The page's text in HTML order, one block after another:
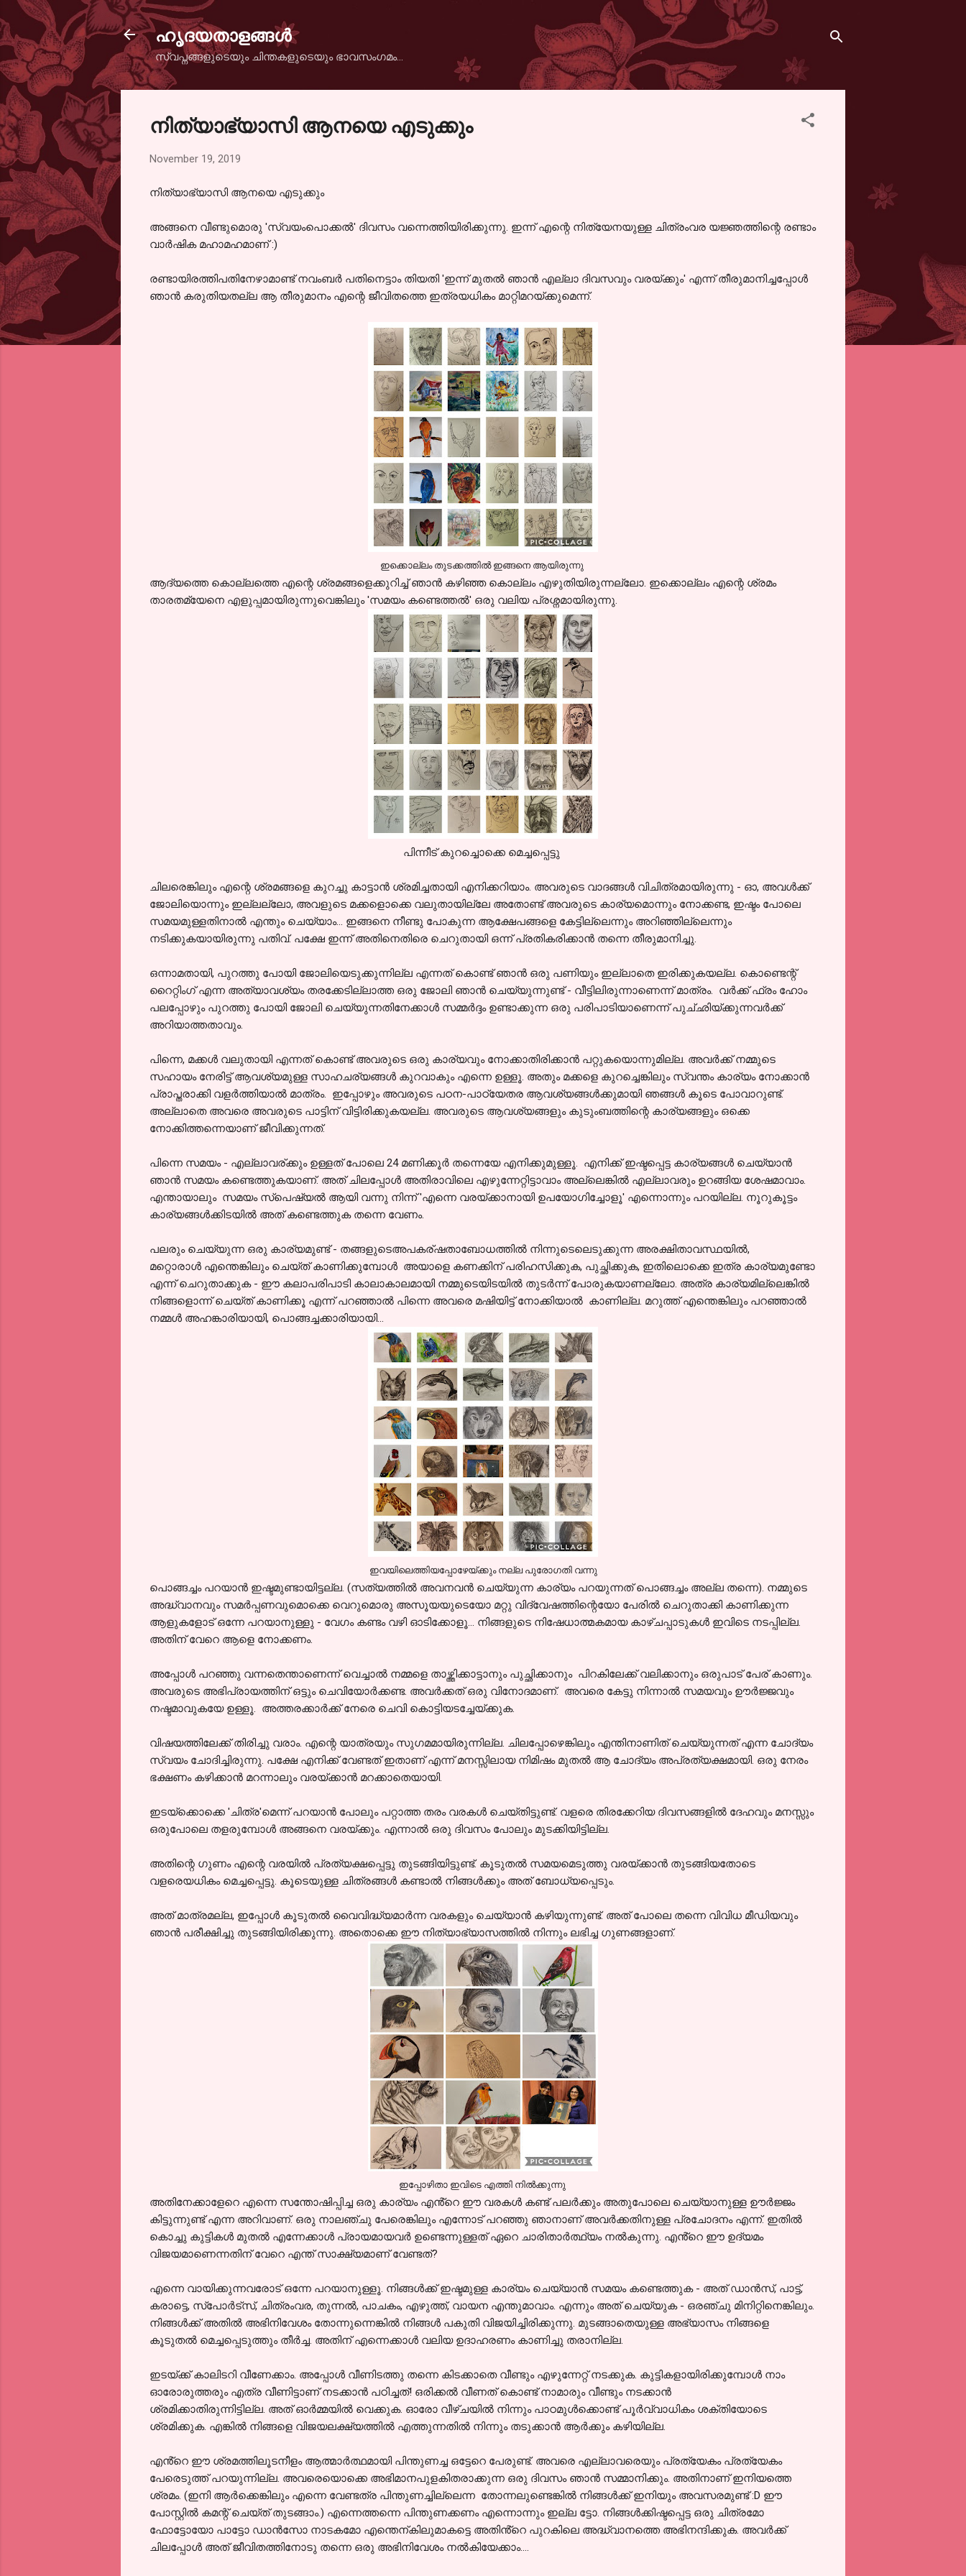
ഹൃദയതാളങ്ങള്‍
സ്വപ്നങ്ങളുടെയും ചിന്തകളുടെയും ഭാവസംഗമം...
നിത്യാഭ്യാസി ആനയെ എടുക്കും
November 19, 2019
നിത്യാഭ്യാസി ആനയെ എടുക്കും
അങ്ങനെ വീണ്ടുമൊരു 'സ്വയംപൊക്കൽ' ദിവസം വന്നെത്തിയിരിക്കുന്നു. ഇന്ന് എന്റെ നിത്യേനയുള്ള ചിത്രംവര യജ്ഞത്തിന്റെ രണ്ടാം
വാർഷിക മഹാമഹമാണ് :)
രണ്ടായിരത്തിപതിനേഴാമാണ്ട് നവംബർ പതിനെട്ടാം തിയതി 'ഇന്ന് മുതൽ ഞാൻ എല്ലാ ദിവസവും വരയ്ക്കും' എന്ന് തീരുമാനിച്ചപ്പോൾ
ഞാൻ കരുതിയതല്ല ആ തീരുമാനം എന്റെ ജീവിതത്തെ ഇത്രയധികം മാറ്റിമറയ്ക്കുമെന്ന്.
ഇക്കൊല്ലം തുടക്കത്തിൽ ഇങ്ങനെ ആയിരുന്നു
ആദ്യത്തെ കൊല്ലത്തെ എന്റെ ശ്രമങ്ങളെക്കുറിച്ച് ഞാൻ കഴിഞ്ഞ കൊല്ലം എഴുതിയിരുന്നല്ലോ. ഇക്കൊല്ലം എന്റെ ശ്രമം
താരതമ്യേനെ എളുപ്പമായിരുന്നുവെങ്കിലും 'സമയം കണ്ടെത്തൽ' ഒരു വലിയ പ്രശ്നമായിരുന്നു.
പിന്നീട് കുറച്ചൊക്കെ മെച്ചപ്പെട്ടു
ചിലരെങ്കിലും എന്റെ ശ്രമങ്ങളെ കുറച്ചു കാട്ടാൻ ശ്രമിച്ചതായി എനിക്കറിയാം. അവരുടെ വാദങ്ങൾ വിചിത്രമായിരുന്നു - ഓ, അവൾക്ക്
ജോലിയൊന്നും ഇല്ലല്ലോ, അവളുടെ മക്കളൊക്കെ വലുതായില്ലേ അതോണ്ട് അവരുടെ കാര്യമൊന്നും നോക്കണ്ട, ഇഷ്ടം പോലെ
സമയമുള്ളതിനാൽ എന്തും ചെയ്യാം... ഇങ്ങനെ നീണ്ടു പോകുന്ന ആക്ഷേപങ്ങളെ കേട്ടില്ലെന്നും അറിഞ്ഞില്ലെന്നും
നടിക്കുകയായിരുന്നു പതിവ്. പക്ഷേ ഇന്ന് അതിനെതിരെ ചെറുതായി ഒന്ന് പ്രതികരിക്കാൻ തന്നെ തീരുമാനിച്ചു.
ഒന്നാമതായി, പുറത്തു പോയി ജോലിയെടുക്കുന്നില്ല എന്നത് കൊണ്ട് ഞാൻ ഒരു പണിയും ഇല്ലാതെ ഇരിക്കുകയല്ല. കൊണ്ടെന്റ്
റൈറ്റിംഗ്‌ എന്ന അത്യാവശ്യം തരക്കേടില്ലാത്ത ഒരു ജോലി ഞാൻ ചെയ്യുന്നുണ്ട് - വീട്ടിലിരുന്നാണെന്ന് മാത്രം. വർക്ക് ഫ്രം ഹോം
പലപ്പോഴും പുറത്തു പോയി ജോലി ചെയ്യുന്നതിനേക്കാൾ സമ്മർദ്ദം ഉണ്ടാക്കുന്ന ഒരു പരിപാടിയാണെന്ന് പുച്‌ഛിയ്ക്കുന്നവർക്ക്
അറിയാത്തതാവും.
പിന്നെ, മക്കൾ വലുതായി എന്നത് കൊണ്ട് അവരുടെ ഒരു കാര്യവും നോക്കാതിരിക്കാൻ പറ്റുകയൊന്നുമില്ല. അവർക്ക് നമ്മുടെ
സഹായം നേരിട്ട് ആവശ്യമുള്ള സാഹചര്യങ്ങൾ കുറവാകും എന്നെ ഉള്ളൂ. അതും മക്കളെ കുറച്ചെങ്കിലും സ്വന്തം കാര്യം നോക്കാൻ
പ്രാപ്തരാക്കി വളർത്തിയാൽ മാത്രം. ഇപ്പോഴും അവരുടെ പഠന-പാഠ്യേതര ആവശ്യങ്ങൾക്കുമായി ഞങ്ങൾ കൂടെ പോവാറുണ്ട്.
അല്ലാതെ അവരെ അവരുടെ പാട്ടിന് വിട്ടിരിക്കുകയല്ല. അവരുടെ ആവശ്യങ്ങളും കുടുംബത്തിന്റെ കാര്യങ്ങളും ഒക്കെ
നോക്കിത്തന്നെയാണ് ജീവിക്കുന്നത്.
പിന്നെ സമയം - എല്ലാവര്ക്കും ഉള്ളത് പോലെ 24 മണിക്കൂർ തന്നെയേ എനിക്കുമുള്ളൂ. എനിക്ക് ഇഷ്ടപ്പെട്ട കാര്യങ്ങൾ ചെയ്യാൻ
ഞാൻ സമയം കണ്ടെത്തുകയാണ്. അത് ചിലപ്പോൾ അതിരാവിലെ എഴുന്നേറ്റിട്ടാവാം അല്ലെങ്കിൽ എല്ലാവരും ഉറങ്ങിയ ശേഷമാവാം.
എന്തായാലും സമയം സ്‌പെഷ്യൽ ആയി വന്നു നിന്ന് 'എന്നെ വരയ്ക്കാനായി ഉപയോഗിച്ചോളൂ' എന്നൊന്നും പറയില്ല. നൂറുകൂട്ടം
കാര്യങ്ങൾക്കിടയിൽ അത് കണ്ടെത്തുക തന്നെ വേണം.
പലരും ചെയ്യുന്ന ഒരു കാര്യമുണ്ട് - തങ്ങളുടെഅപകര്ഷതാബോധത്തിൽ നിന്നുടെലെടുക്കുന്ന അരക്ഷിതാവസ്ഥയിൽ,
മറ്റൊരാൾ എന്തെങ്കിലും ചെയ്ത് കാണിക്കുമ്പോൾ അയാളെ കണക്കിന് പരിഹസിക്കുക, പുച്ഛിക്കുക, ഇതിലൊക്കെ ഇത്ര കാര്യമുണ്ടോ
എന്ന് ചെറുതാക്കുക - ഈ കലാപരിപാടി കാലാകാലമായി നമ്മുടെയിടയിൽ തുടർന്ന് പോരുകയാണല്ലോ. അത്ര കാര്യമില്ലെങ്കിൽ
നിങ്ങളൊന്ന് ചെയ്ത് കാണിക്കൂ എന്ന് പറഞ്ഞാൽ പിന്നെ അവരെ മഷിയിട്ട് നോക്കിയാൽ കാണില്ല. മറുത്ത് എന്തെങ്കിലും പറഞ്ഞാൽ
നമ്മൾ അഹങ്കാരിയായി, പൊങ്ങച്ചക്കാരിയായി...
ഇവയിലെത്തിയപ്പോഴേയ്ക്കും നല്ല പുരോഗതി വന്നു
പൊങ്ങച്ചം പറയാൻ ഇഷ്ടമുണ്ടായിട്ടല്ല. (സത്യത്തിൽ അവനവൻ ചെയ്യുന്ന കാര്യം പറയുന്നത് പൊങ്ങച്ചം അല്ല തന്നെ). നമ്മുടെ
അദ്ധ്വാനവും സമർപ്പണവുമൊക്കെ വെറുമൊരു അസൂയയുടെയോ മറ്റു വിദ്വേഷത്തിന്റെയോ പേരിൽ ചെറുതാക്കി കാണിക്കുന്ന
ആളുകളോട് ഒന്നേ പറയാനുള്ളു - വേഗം കണ്ടം വഴി ഓടിക്കോളൂ... നിങ്ങളുടെ നിഷേധാത്മകമായ കാഴ്ചപ്പാടുകൾ ഇവിടെ നടപ്പില്ല.
അതിന് വേറെ ആളെ നോക്കണം.
അപ്പോൾ പറഞ്ഞു വന്നതെന്താണെന്ന് വെച്ചാൽ നമ്മളെ താഴ്ത്തിക്കാട്ടാനും പുച്ഛിക്കാനും പിറകിലേക്ക് വലിക്കാനും ഒരുപാട് പേര് കാണും.
അവരുടെ അഭിപ്രായത്തിന് ഒട്ടും ചെവിയോർക്കണ്ട. അവർക്കത് ഒരു വിനോദമാണ്. അവരെ കേട്ടു നിന്നാൽ സമയവും ഊർജ്ജവും
നഷ്ടമാവുകയേ ഉള്ളൂ. അത്തരക്കാർക്ക് നേരെ ചെവി കൊട്ടിയടച്ചേയ്ക്കുക.
വിഷയത്തിലേക്ക് തിരിച്ചു വരാം. എന്റെ യാത്രയും സുഗമമായിരുന്നില്ല. ചിലപ്പോഴെങ്കിലും എന്തിനാണിത് ചെയ്യുന്നത് എന്ന ചോദ്യം
സ്വയം ചോദിച്ചിരുന്നു. പക്ഷേ എനിക്ക് വേണ്ടത് ഇതാണ് എന്ന് മനസ്സിലായ നിമിഷം മുതൽ ആ ചോദ്യം അപ്രത്യക്ഷമായി. ഒരു നേരം
ഭക്ഷണം കഴിക്കാൻ മറന്നാലും വരയ്ക്കാൻ മറക്കാതെയായി.
ഇടയ്ക്കൊക്കെ 'ചിത്ര'മെന്ന് പറയാൻ പോലും പറ്റാത്ത തരം വരകൾ ചെയ്തിട്ടുണ്ട്. വളരെ തിരക്കേറിയ ദിവസങ്ങളിൽ ദേഹവും മനസ്സും
ഒരുപോലെ തളരുമ്പോൾ അങ്ങനെ വരയ്‌ക്കും. എന്നാൽ ഒരു ദിവസം പോലും മുടക്കിയിട്ടില്ല.
അതിന്റെ ഗുണം എന്റെ വരയിൽ പ്രത്യക്ഷപ്പെട്ടു തുടങ്ങിയിട്ടുണ്ട്. കൂടുതൽ സമയമെടുത്തു വരയ്ക്കാൻ തുടങ്ങിയതോടെ
വളരെയധികം മെച്ചപ്പെട്ടു. കൂടെയുള്ള ചിത്രങ്ങൾ കണ്ടാൽ നിങ്ങൾക്കും അത് ബോധ്യപ്പെടും.
അത് മാത്രമല്ല, ഇപ്പോൾ കൂടുതൽ വൈവിദ്ധ്യമാർന്ന വരകളും ചെയ്യാൻ കഴിയുന്നുണ്ട്. അത് പോലെ തന്നെ വിവിധ മീഡിയവും
ഞാൻ പരീക്ഷിച്ചു തുടങ്ങിയിരിക്കുന്നു. അതൊക്കെ ഈ നിത്യാഭ്യാസത്തിൽ നിന്നും ലഭിച്ച ഗുണങ്ങളാണ്.
ഇപ്പോഴിതാ ഇവിടെ എത്തി നിൽക്കുന്നു
അതിനേക്കാളേറെ എന്നെ സന്തോഷിപ്പിച്ച ഒരു കാര്യം എൻ്റെ ഈ വരകൾ കണ്ട് പലർക്കും അതുപോലെ ചെയ്യാനുള്ള ഊർജ്ജം
കിട്ടുന്നുണ്ട് എന്ന അറിവാണ്. ഒരു നാലഞ്ചു പേരെങ്കിലും എന്നോട് പറഞ്ഞു ഞാനാണ് അവർക്കതിനുള്ള പ്രചോദനം എന്ന്. ഇതിൽ
കൊച്ചു കുട്ടികൾ മുതൽ എന്നേക്കാൾ പ്രായമായവർ ഉണ്ടെന്നുള്ളത് ഏറെ ചാരിതാർത്ഥ്യം നൽകുന്നു. എൻ്റെ ഈ ഉദ്യമം
വിജയമാണെന്നതിന് വേറെ എന്ത് സാക്ഷ്യമാണ് വേണ്ടത്?
എന്നെ വായിക്കുന്നവരോട് ഒന്നേ പറയാനുള്ളൂ. നിങ്ങൾക്ക് ഇഷ്ടമുള്ള കാര്യം ചെയ്യാൻ സമയം കണ്ടെത്തുക - അത് ഡാൻസ്, പാട്ട്,
കരാട്ടെ, സ്പോർട്സ്, ചിത്രംവര, തുന്നൽ, പാചകം, എഴുത്ത്, വായന എന്തുമാവാം. എന്നും അത് ചെയ്യുക - ഒരഞ്ചു മിനിറ്റിനെങ്കിലും.
നിങ്ങൾക്ക് അതിൽ അഭിനിവേശം തോന്നുന്നെങ്കിൽ നിങ്ങൾ പകുതി വിജയിച്ചിരിക്കുന്നു. മുടങ്ങാതെയുള്ള അഭ്യാസം നിങ്ങളെ
കൂടുതൽ മെച്ചപ്പെടുത്തും തീർച്ച. അതിന് എന്നെക്കാൾ വലിയ ഉദാഹരണം കാണിച്ചു തരാനില്ല.
ഇടയ്ക്ക് കാലിടറി വീണേക്കാം. അപ്പോൾ വീണിടത്തു തന്നെ കിടക്കാതെ വീണ്ടും എഴുന്നേറ്റ് നടക്കുക. കുട്ടികളായിരിക്കുമ്പോൾ നാം
ഓരോരുത്തരും എത്ര വീണിട്ടാണ് നടക്കാൻ പഠിച്ചത്! ഒരിക്കൽ വീണത് കൊണ്ട് നാമാരും വീണ്ടും നടക്കാൻ
ശ്രമിക്കാതിരുന്നിട്ടില്ല. അത് ഓർമ്മയിൽ വെക്കുക. ഓരോ വീഴ്ചയിൽ നിന്നും പാഠമുൾക്കൊണ്ട് പൂർവ്വാധികം ശക്തിയോടെ
ശ്രമിക്കുക. എങ്കിൽ നിങ്ങളെ വിജയലക്ഷ്യത്തിൽ എത്തുന്നതിൽ നിന്നും തടുക്കാൻ ആർക്കും കഴിയില്ല.
എൻ്റെ ഈ ശ്രമത്തിലൂടനീളം ആത്മാർത്ഥമായി പിന്തുണച്ച ഒട്ടേറെ പേരുണ്ട്. അവരെ എല്ലാവരെയും പ്രത്യേകം പ്രത്യേകം
പേരെടുത്ത് പറയുന്നില്ല. അവരെയൊക്കെ അഭിമാനപുളകിതരാക്കുന്ന ഒരു ദിവസം ഞാൻ സമ്മാനിക്കും. അതിനാണ് ഇനിയത്തെ
ശ്രമം. (ഇനി ആർക്കെങ്കിലും എന്നെ വേണ്ടത്ര പിന്തുണച്ചില്ലെന്ന തോന്നലുണ്ടെങ്കിൽ നിങ്ങൾക്ക് ഇനിയും അവസരമുണ്ട് :D ഈ
പോസ്റ്റിൽ കമന്റ് ചെയ്ത് തുടങ്ങാം.) എന്നെത്തന്നെ പിന്തുണക്കണം എന്നൊന്നും ഇല്ല ട്ടോ. നിങ്ങൾക്കിഷ്ടപ്പെട്ട ഒരു ചിത്രമോ
ഫോട്ടോയോ പാട്ടോ ഡാൻസോ നാടകമോ എന്തെന്കിലുമാകട്ടെ അതിൻ്റെ പുറകിലെ അദ്ധ്വാനത്തെ അഭിനന്ദിക്കുക. അവർക്ക്
ചിലപ്പോൾ അത് ജീവിതത്തിനോടു തന്നെ ഒരു അഭിനിവേശം നൽകിയേക്കാം....